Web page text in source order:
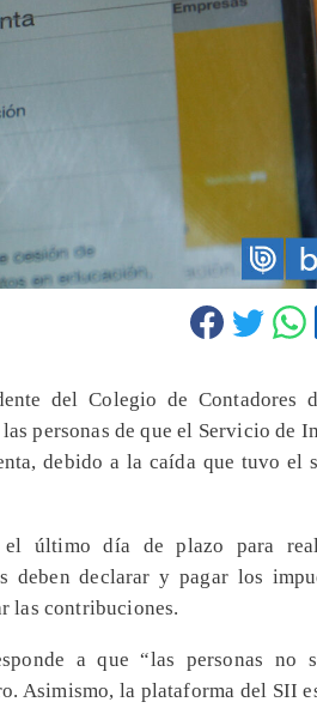
del Colegio de Contadores
personas de que el Servicio de
debido a la caída que tuvo el
el último día de plazo para
deben declarar y pagar los
las contribuciones.
a que “las personas no
Asimismo, la plataforma del SII